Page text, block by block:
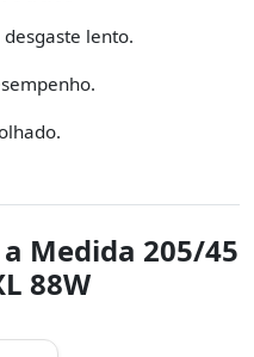
lento.
Medida 205/45
88W